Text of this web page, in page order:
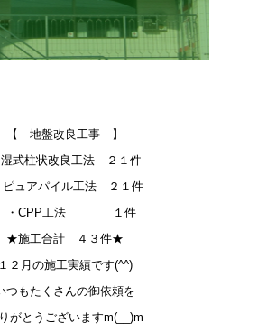
【 地盤改良工事 】
湿式柱状改良工法 ２１件
ピュアパイル工法 ２１件
・CPP工法 １件
★施工合計 ４３件★
１２月の施工実績です(^^)
つもたくさんの御依頼を
がとうございますm(__)m